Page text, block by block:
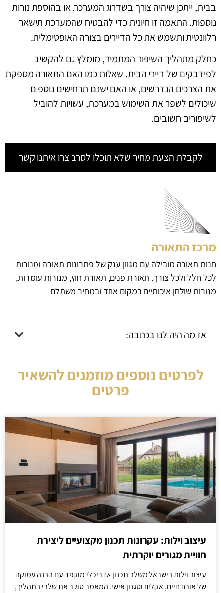
בבית, ייתכן שיהיה צורך בשדרוג המערכת או בהוספת נורות
נוספות. התאמה זו חיונית כדי להבטיח שהמערכת תישאר
רלוונטית ותשמש את כל הדיירים בצורה האופטימלית.
כחלק מתהליך השיפור המתמיד, מומלץ גם להקשיב
לפידבקים של דיירי הבית. שאלות כמו האם התאורה מספקת
את הצרכים הנדרשים, או האם ישנם תרחישים נוספים
שיכולים לשפר את השימוש במערכת, עשויות להוביל
לשיפורים חשובים.
לקבלת הצעת מחיר שלא תוכלו לסרב צרו איתנו קשר
מרכז התאורה
חנות תאורה מובילה עם מגוון ענק של פתרונות תאורה ומנורות
לכל חלל ולכל צורך. תאורת פנים, תאורת חוץ, מנורות עומדות,
מנורות שולחן איכותיים במקום אחד ובמחיר משתלם
אז מה היה לנו בכתבה:
לפרטים נוספים מוזמנים להשאיר
פרטים
עיצוב וילות: עקרונות תכנון מקצועיים ליצירת
חוויית מגורים יוקרתית
עיצוב וילות בישראל משלב תכנון אדריכלי מוקפד עם הבנה עמוקה
של אורח חיים, אקלים וסגנון אישי. המאמר סוקר את שלבי התהליך,